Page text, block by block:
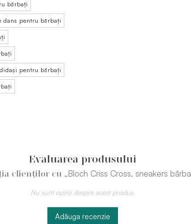
bărbați
dans pentru bărbați
pentru bărbați
Evaluarea produsului
clienților cu „Bloch Criss Cross, sneakers
Nu sunt opinii despre acest produs.
Adăuga recenzie